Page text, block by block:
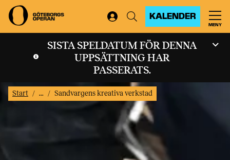
KALENDER
MENY
SISTA SPELDATUM FÖR DENNA
UPPSÄTTNING HAR
PASSERATS.
Start ... Sandvargens kreativa verkstad